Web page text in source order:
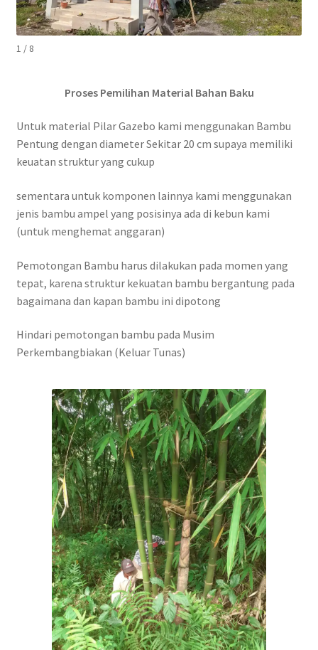
1 / 8
Proses Pemilihan Material Bahan Baku
Untuk material Pilar Gazebo kami menggunakan Bambu
Pentung dengan diameter Sekitar 20 cm supaya memiliki
keuatan struktur yang cukup
sementara untuk komponen lainnya kami menggunakan
jenis bambu ampel yang posisinya ada di kebun kami
(untuk menghemat anggaran)
Pemotongan Bambu harus dilakukan pada momen yang
tepat, karena struktur kekuatan bambu bergantung pada
bagaimana dan kapan bambu ini dipotong
Hindari pemotongan bambu pada Musim
Perkembangbiakan (Keluar Tunas)